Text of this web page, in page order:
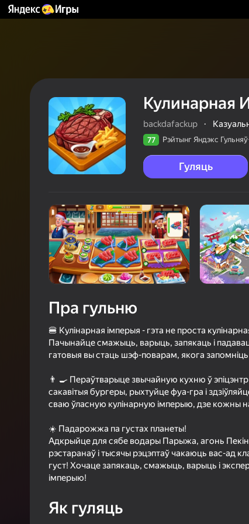
77
4,5
Кулинарная
backdafackup ·
77 Рэйтынг Яндэкс Гульняў
Гуляць
Пра гульню
🍔 Кулінарная імперыя - гэта не проста
Пачынайце смажыць, варыць, запякаць і
гатовыя вы стаць шэф-поварам, якога запомніць
👨 🍳 Пераўтварыце звычайную кухню ў
сакавітыя бургеры, рыхтуйце фуа-гра і
сваю ўласную кулінарную імперыю, дзе кожны
☀️ Падарожжа па густах планеты!
Адкрыйце для сябе водары Парыжа, агонь
рэстаранаў і тысячы рэцэптаў чакаюць вас-ад
густ! Хочаце запякаць, смажыць, варыць і
імперыю!
Як гуляць